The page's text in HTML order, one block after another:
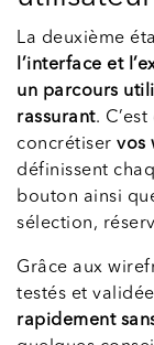
La deuxième
l’interface et
un parcours
rassurant.
concrétiser vos
définissent
bouton ainsi
sélection,
Grâce aux
testés et
rapidement